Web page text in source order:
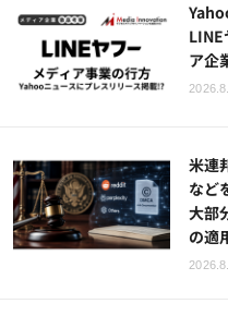
LINE
ア企
米連
など
大部
の適